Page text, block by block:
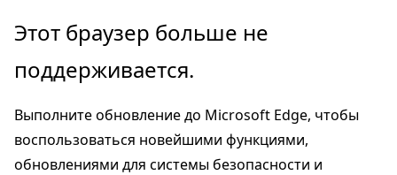
Пропустить
перейти
основному
содержимому
Этот браузер больше не
поддерживается.
Выполните обновление до Microsoft Edge, чтобы
воспользоваться новейшими функциями,
обновлениями для системы безопасности и